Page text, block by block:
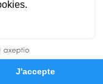
Hommages
31 Rue Lavoisier